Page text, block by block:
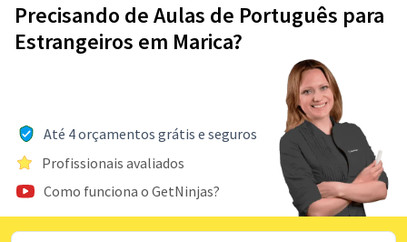
Precisando de Aulas de Português para
Estrangeiros em Marica?
Até 4 orçamentos grátis e seguros
Profissionais avaliados
Como funciona o GetNinjas?